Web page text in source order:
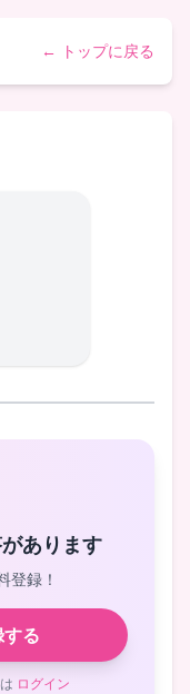
← トップに戻る
あります
登録！
る
ログイン